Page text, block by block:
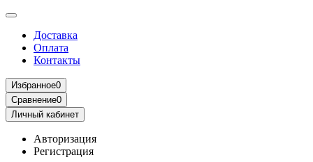
Доставка
Оплата
Контакты
Избранное0
Сравнение0
Личный кабинет
Авторизация
Регистрация